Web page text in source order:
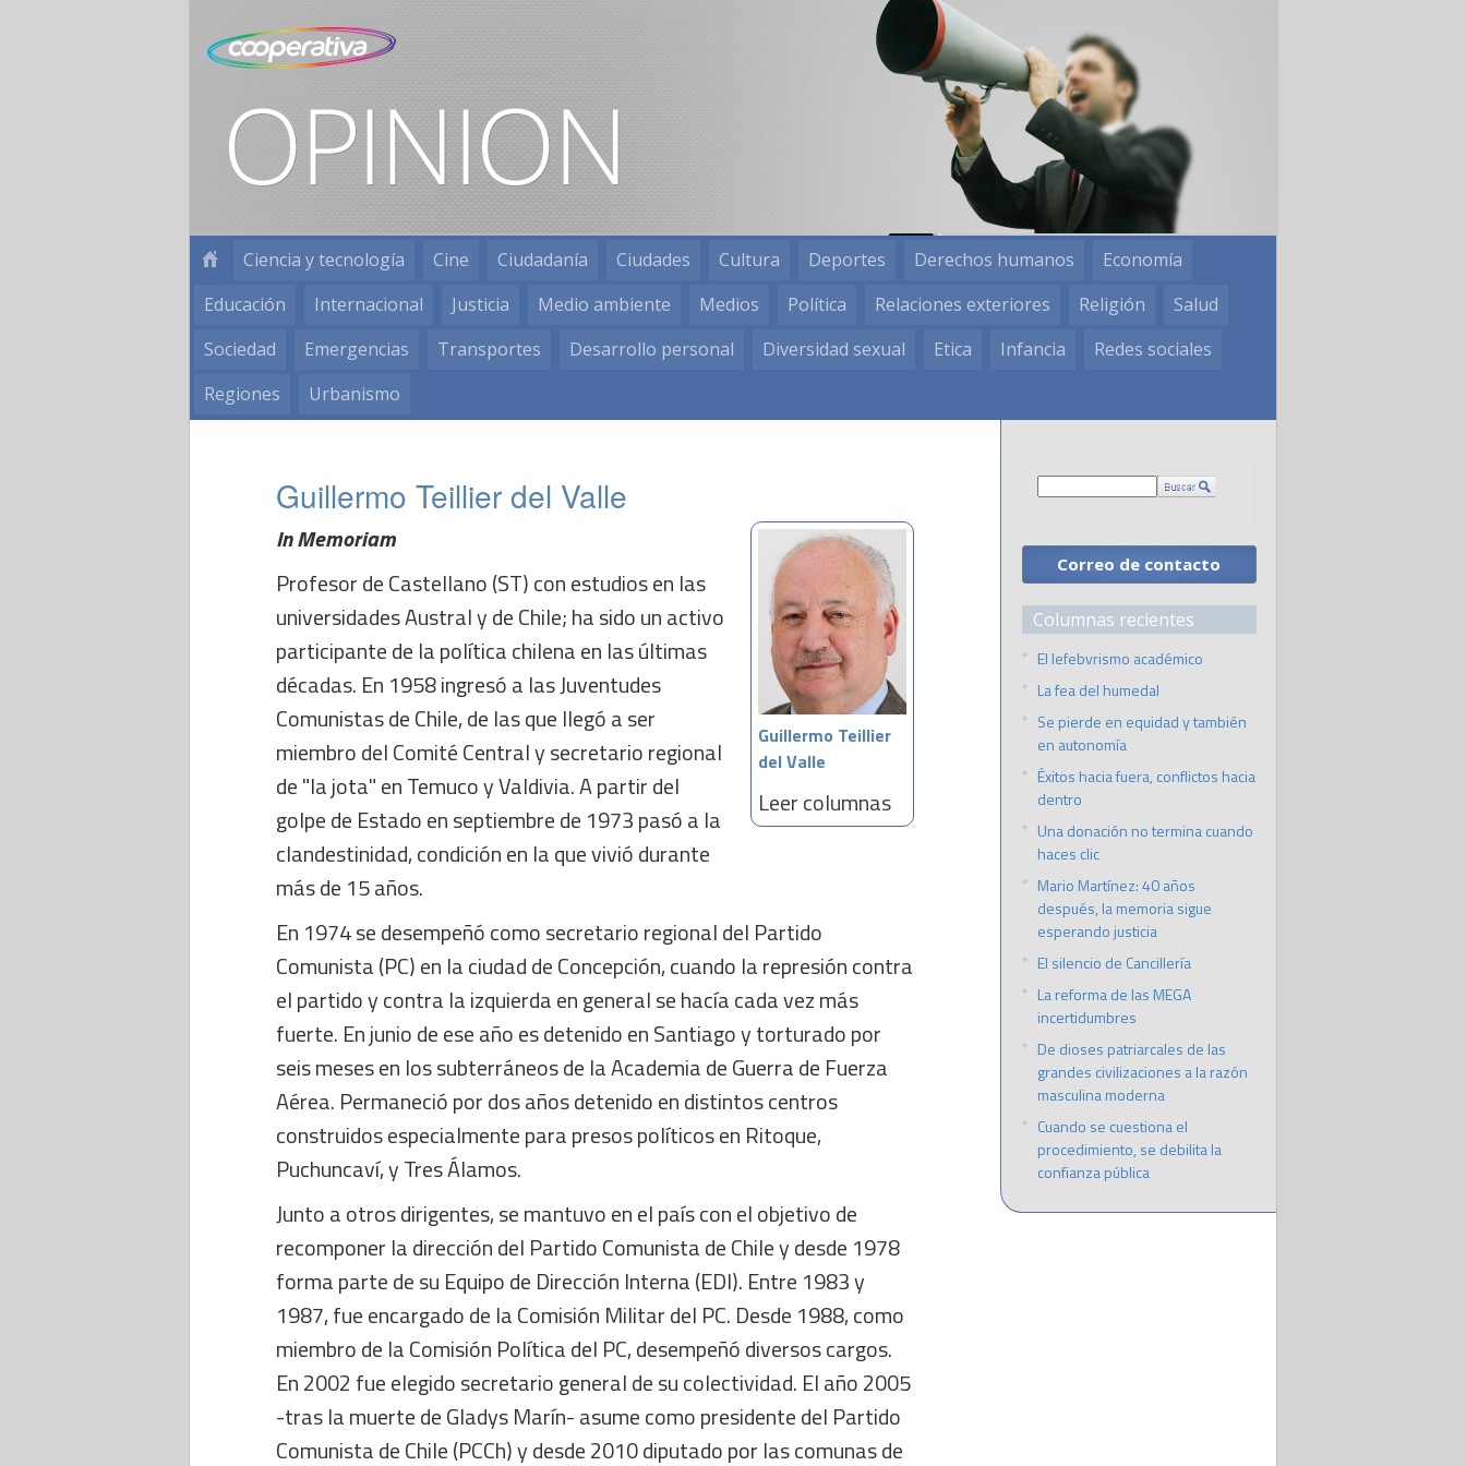
Ciencia y tecnología Cine Ciudadanía Ciudades Cultura Deportes Derechos humanos
Economía
Educación
Internacional Justicia Medio ambiente Medios Política Relaciones exteriores Religión
Salud
Sociedad
Emergencias Transportes Desarrollo personal Diversidad sexual Etica Infancia
Redes sociales
Regiones
Urbanismo
Guillermo Teillier del Valle
Guillermo Teillier
del Valle
Leer columnas
In Memoriam
Profesor de Castellano (ST) con estudios en las
universidades Austral y de Chile; ha sido un activo
participante de la política chilena en las últimas
décadas. En 1958 ingresó a las Juventudes
Comunistas de Chile, de las que llegó a ser
miembro del Comité Central y secretario regional
de "la jota" en Temuco y Valdivia. A partir del
golpe de Estado en septiembre de 1973 pasó a la
clandestinidad, condición en la que vivió durante
más de 15 años.
En 1974 se desempeñó como secretario regional del Partido
Comunista (PC) en la ciudad de Concepción, cuando la represión contra
el partido y contra la izquierda en general se hacía cada vez más
fuerte. En junio de ese año es detenido en Santiago y torturado por
seis meses en los subterráneos de la Academia de Guerra de Fuerza
Aérea. Permaneció por dos años detenido en distintos centros
construidos especialmente para presos políticos en Ritoque,
Puchuncaví, y Tres Álamos.
Junto a otros dirigentes, se mantuvo en el país con el objetivo de
recomponer la dirección del Partido Comunista de Chile y desde 1978
forma parte de su Equipo de Dirección Interna (EDI). Entre 1983 y
1987, fue encargado de la Comisión Militar del PC. Desde 1988, como
miembro de la Comisión Política del PC, desempeñó diversos cargos.
En 2002 fue elegido secretario general de su colectividad. El año 2005
-tras la muerte de Gladys Marín- asume como presidente del Partido
Comunista de Chile (PCCh) y desde 2010 diputado por las comunas de
Correo de contacto
Columnas recientes
El lefebvrismo académico
La fea del humedal
Se pierde en equidad y también
en autonomía
Éxitos hacia fuera, conflictos hacia
dentro
Una donación no termina cuando
haces clic
Mario Martínez: 40 años
después, la memoria sigue
esperando justicia
El silencio de Cancillería
La reforma de las MEGA
incertidumbres
De dioses patriarcales de las
grandes civilizaciones a la razón
masculina moderna
Cuando se cuestiona el
procedimiento, se debilita la
confianza pública